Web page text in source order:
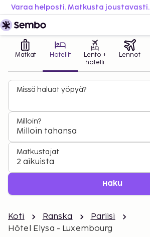
Matkat Hotellit
Lento +
hotelli
Lennot
Missä haluat yöpyä?
Milloin?
Milloin tahansa
Matkustajat
2 aikuista
Haku
Koti Ranska
Pariisi
Hôtel Elysa - Luxembourg